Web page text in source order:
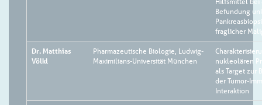
Befundung
fraglicher
Dr. Matthias
Völkl
Pharmazeutische Biologie, Ludwig-
Maximilians-Universität München
nukleolären
als Target zur
der Tumor-
Interaktion